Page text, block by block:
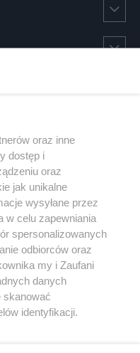
Youtube
oraz inne
dostęp i
oraz
jak unikalne
wysyłane przez
w celu zapewniania
spersonalizowanych
odbiorców oraz
my i Zaufani
danych
skanować
identyfikacji.